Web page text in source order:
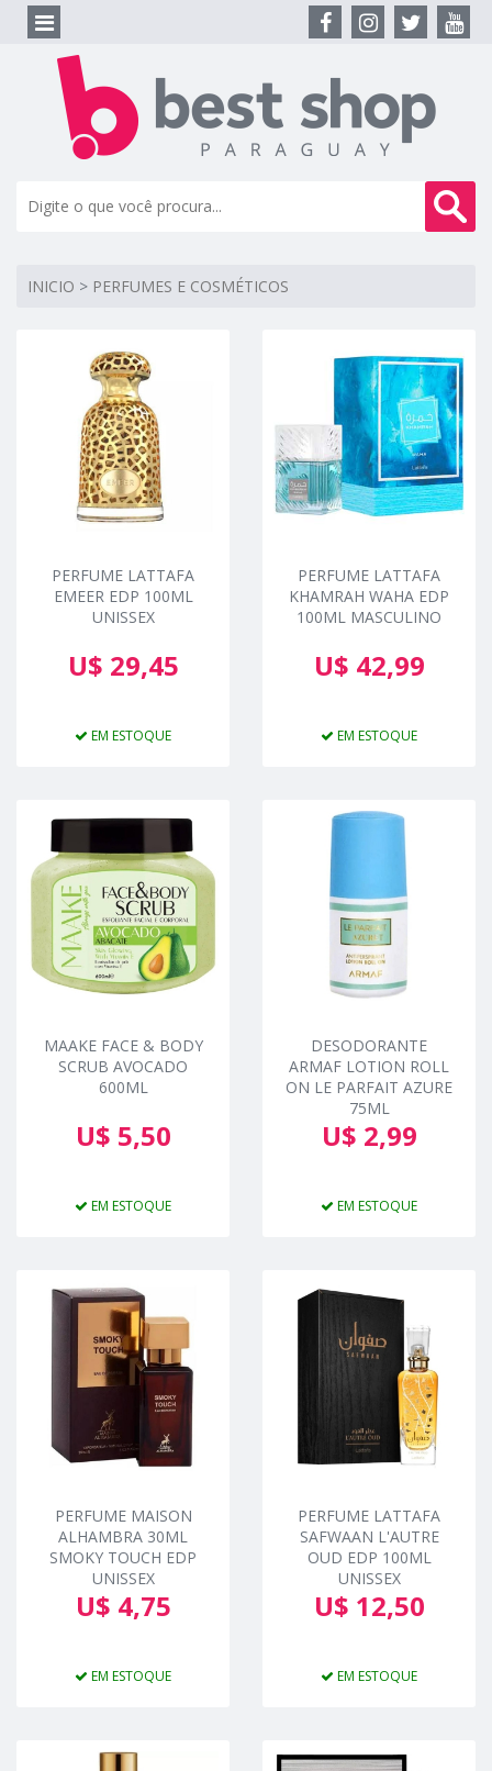
INICIO > PERFUMES E COSMÉTICOS
PERFUME LATTAFA
EMEER EDP 100ML
UNISSEX
U$ 29,45
EM ESTOQUE
PERFUME LATTAFA
KHAMRAH WAHA EDP
100ML MASCULINO
U$ 42,99
EM ESTOQUE
MAAKE FACE & BODY
SCRUB AVOCADO
600ML
U$ 5,50
EM ESTOQUE
DESODORANTE
ARMAF LOTION ROLL
ON LE PARFAIT AZURE
75ML
U$ 2,99
EM ESTOQUE
PERFUME MAISON
ALHAMBRA 30ML
SMOKY TOUCH EDP
UNISSEX
U$ 4,75
EM ESTOQUE
PERFUME LATTAFA
SAFWAAN L'AUTRE
OUD EDP 100ML
UNISSEX
U$ 12,50
EM ESTOQUE